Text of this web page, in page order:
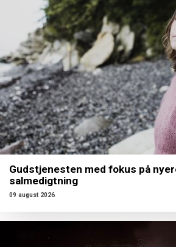
Gudstjenesten med fokus på
salmedigtning
09 august 2026